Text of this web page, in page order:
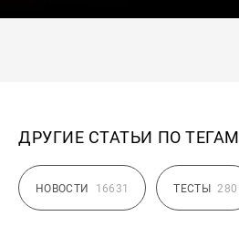
ДРУГИЕ СТАТЬИ ПО ТЕГАМ
НОВОСТИ 16631 ТЕСТЫ 280